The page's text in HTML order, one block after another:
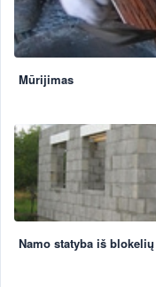
Mūrijimas
Namo statyba iš blokelių